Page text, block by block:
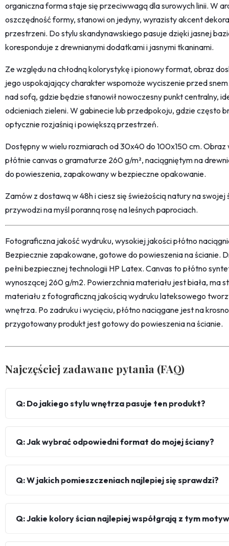
organiczna forma staje się przeciwwagą dla surowych linii. W
oszczędność formy, stanowi on jedyny, wyrazisty akcent
przestrzeni. Do stylu skandynawskiego pasuje dzięki jasnej
koresponduje z drewnianymi dodatkami i jasnymi tkaninami.
Ze względu na chłodną kolorystykę i pionowy format, obraz
jego uspokajający charakter wspomoże wyciszenie przed
nad sofą, gdzie będzie stanowił nowoczesny punkt centralny,
odcieniach zieleni. W gabinecie lub przedpokoju, gdzie często
optycznie rozjaśnią i powiększą przestrzeń.
Dostępny w wielu rozmiarach od 30x40 do 100x150 cm.
płótnie canvas o gramaturze 260 g/m², naciągniętym na
do powieszenia, zapakowany w bezpieczne opakowanie.
Zamów z dostawą w 48h i ciesz się świeżością natury na
przywodzi na myśl poranną rosę na leśnych paprociach.
Fotograficzna jakość wydruku, wysokiej jakości płótno
Bezpiecznie zapakowane, gotowe do powieszenia na ścianie.
pełni bezpiecznej technologii HP Latex. Canvas to płótno
wynoszącej 260 g/m2. Powierzchnia materiału jest biała, ma
materiału z fotograficzną jakością wydruku lateksowego
wnętrza. Po zadruku i wycięciu, płótno naciągane jest na
przygotowany produkt jest gotowy do powieszenia na ścianie.
Najczęściej zadawane pytania (FAQ)
Q: Do jakiego stylu wnętrza pasuje ten produkt?
Q: Jak wybrać odpowiedni format do mojej ściany?
Q: W jakich pomieszczeniach najlepiej się sprawdzi?
Q: Jakie kolory ścian najlepiej współgrają z tym